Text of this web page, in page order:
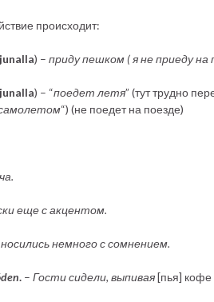
происходит:
) – приду пешком ( я не приеду на
) – “поедет летя” (тут трудно
“) (не поедет на поезде)
еще с акцентом.
немного с сомнением.
. – Гости сидели, выпивая[пья] кофе